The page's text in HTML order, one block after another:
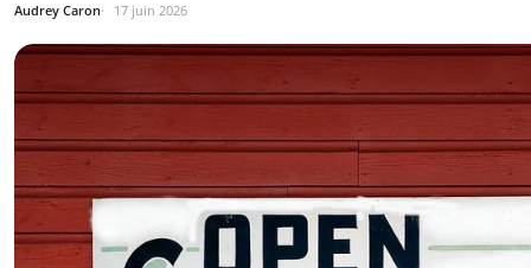
Audrey Caron 17 juin 2026